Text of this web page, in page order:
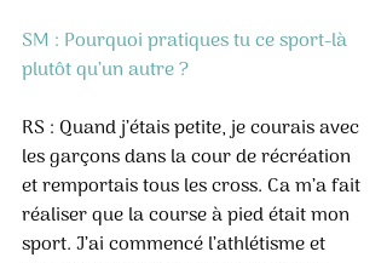
SM : Pourquoi pratiques tu ce sport-là
plutôt qu’un autre ?
RS : Quand j’étais petite, je courais avec
les garçons dans la cour de récréation
et remportais tous les cross. Ca m’a fait
réaliser que la course à pied était mon
sport. J’ai commencé l’athlétisme et